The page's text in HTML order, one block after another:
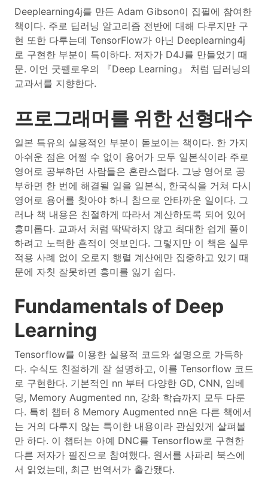
Deeplearning4j를 만든 Adam Gibson이 집필에 참여한
책이다. 주로 딥러닝 알고리즘 전반에 대해 다루지만 구
현 또한 다루는데 TensorFlow가 아닌 Deeplearning4j
로 구현한 부분이 특이하다. 저자가 D4J를 만들었기 때
문. 이언 굿펠로우의 『Deep Learning』 처럼 딥러닝의
교과서를 지향한다.
프로그래머를 위한 선형대수
일본 특유의 실용적인 부분이 돋보이는 책이다. 한 가지
아쉬운 점은 어쩔 수 없이 용어가 모두 일본식이라 주로
영어로 공부하던 사람들은 혼란스럽다. 그냥 영어로 공
부하면 한 번에 해결될 일을 일본식, 한국식을 거쳐 다시
영어로 용어를 찾아야 하니 참으로 안타까운 일이다. 그
러나 책 내용은 친절하게 따라서 계산하도록 되어 있어
흥미롭다. 교과서 처럼 딱딱하지 않고 최대한 쉽게 풀이
하려고 노력한 흔적이 엿보인다. 그렇지만 이 책은 실무
적용 사례 없이 오로지 행렬 계산에만 집중하고 있기 때
문에 자칫 잘못하면 흥미를 잃기 쉽다.
Fundamentals of Deep
Learning
Tensorflow를 이용한 실용적 코드와 설명으로 가득하
다. 수식도 친절하게 잘 설명하고, 이를 Tensorflow 코드
로 구현한다. 기본적인 nn 부터 다양한 GD, CNN, 임베
딩, Memory Augmented nn, 강화 학습까지 모두 다룬
다. 특히 챕터 8 Memory Augmented nn은 다른 책에서
는 거의 다루지 않는 특이한 내용이라 관심있게 살펴볼
만 하다. 이 챕터는 아예 DNC를 Tensorflow로 구현한
다른 저자가 필진으로 참여했다. 원서를 사파리 북스에
서 읽었는데, 최근 번역서가 출간됐다.